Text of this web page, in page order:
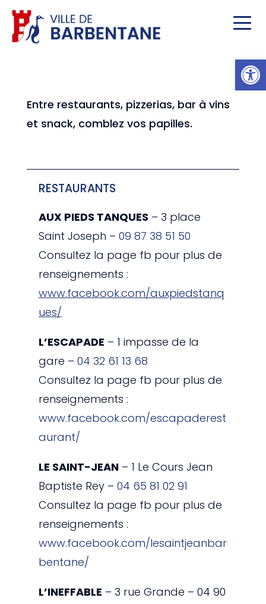
Entre restaurants, pizzerias, bar à vins
et snack, comblez vos papilles.
RESTAURANTS
AUX PIEDS TANQUES – 3 place
Saint Joseph – 09 87 38 51 50
Consultez la page fb pour plus de
renseignements :
www.facebook.com/auxpiedstanq
ues/
L’ESCAPADE – 1 impasse de la
gare – 04 32 61 13 68
Consultez la page fb pour plus de
renseignements :
www.facebook.com/escapaderest
aurant/
LE SAINT-JEAN– 1 Le Cours Jean
Baptiste Rey – 04 65 81 02 91
Consultez la page fb pour plus de
renseignements :
www.facebook.com/lesaintjeanbar
bentane/
L’INEFFABLE – 3 rue Grande – 04 90